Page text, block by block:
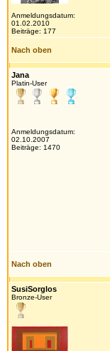
Anmeldungsdatum:
01.02.2010
Beiträge: 177
Nach oben
Jana
Platin-User
Anmeldungsdatum:
02.10.2007
Beiträge: 1470
Nach oben
SusiSorglos
Bronze-User